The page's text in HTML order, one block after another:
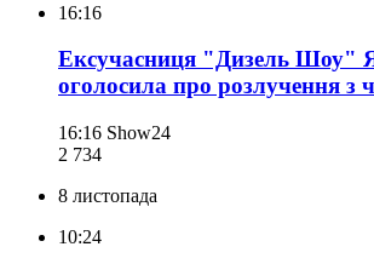
16:16
Ексучасниця "Дизель Шоу"
оголосила про розлучення з
16:16 Show24
2 734
8 листопада
10:24